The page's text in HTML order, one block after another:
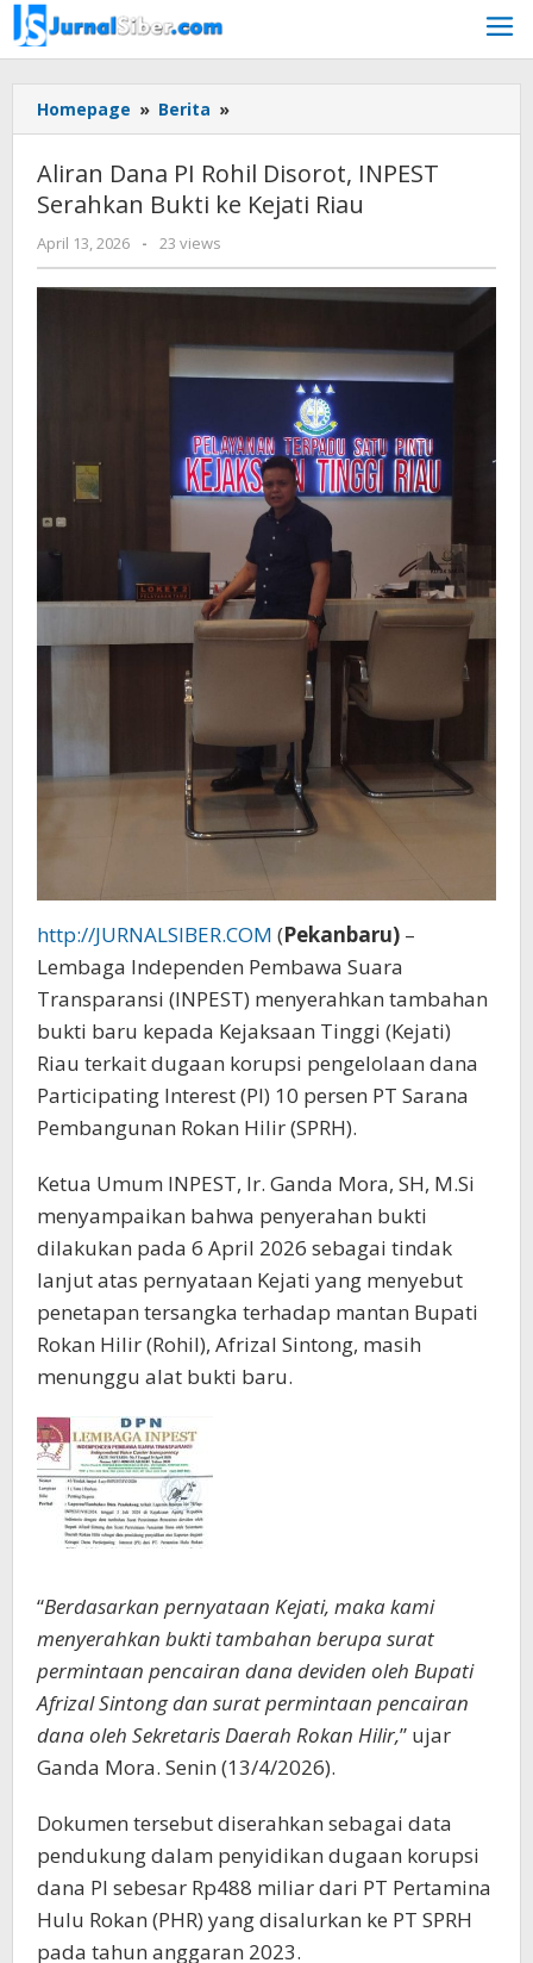
Skip
to
content
Homepage » Berita »
Dana
Rohil
Disorot,
Bukti
Riau
Aliran Dana PI Rohil Disorot, INPEST
Serahkan Bukti ke Kejati Riau
April 13, 2026
by
Budiyanto
- 23 views
http://JURNALSIBER.COM (Pekanbaru) –
Lembaga Independen Pembawa Suara
Transparansi (INPEST) menyerahkan tambahan
bukti baru kepada Kejaksaan Tinggi (Kejati)
Riau terkait dugaan korupsi pengelolaan dana
Participating Interest (PI) 10 persen PT Sarana
Pembangunan Rokan Hilir (SPRH).
Ketua Umum INPEST, Ir. Ganda Mora, SH, M.Si
menyampaikan bahwa penyerahan bukti
dilakukan pada 6 April 2026 sebagai tindak
lanjut atas pernyataan Kejati yang menyebut
penetapan tersangka terhadap mantan Bupati
Rokan Hilir (Rohil), Afrizal Sintong, masih
menunggu alat bukti baru.
“Berdasarkan pernyataan Kejati, maka kami
menyerahkan bukti tambahan berupa surat
permintaan pencairan dana deviden oleh Bupati
Afrizal Sintong dan surat permintaan pencairan
dana oleh Sekretaris Daerah Rokan Hilir,” ujar
Ganda Mora. Senin (13/4/2026).
Dokumen tersebut diserahkan sebagai data
pendukung dalam penyidikan dugaan korupsi
dana PI sebesar Rp488 miliar dari PT Pertamina
Hulu Rokan (PHR) yang disalurkan ke PT SPRH
pada tahun anggaran 2023.